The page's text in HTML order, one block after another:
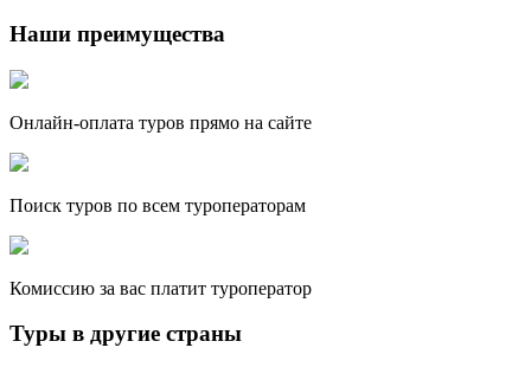
Наши преимущества
Онлайн-оплата туров прямо на сайте
Поиск туров по всем туроператорам
Комиссию за вас платит туроператор
Туры в другие страны